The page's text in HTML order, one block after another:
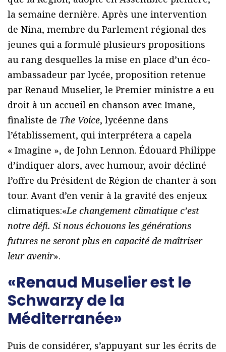
la semaine dernière. Après une intervention
de Nina, membre du Parlement régional des
jeunes qui a formulé plusieurs propositions
au rang desquelles la mise en place d’un éco-
ambassadeur par lycée, proposition retenue
par Renaud Muselier, le Premier ministre a eu
droit à un accueil en chanson avec Imane,
finaliste de The Voice, lycéenne dans
l’établissement, qui interprétera a capela
« Imagine », de John Lennon. Édouard Philippe
d’indiquer alors, avec humour, avoir décliné
l’offre du Président de Région de chanter à son
tour. Avant d’en venir à la gravité des enjeux
climatiques:«Le changement climatique c’est
notre défi. Si nous échouons les générations
futures ne seront plus en capacité de maîtriser
leur avenir».
«Renaud Muselier est le
Schwarzy de la
Méditerranée»
Puis de considérer, s’appuyant sur les écrits de